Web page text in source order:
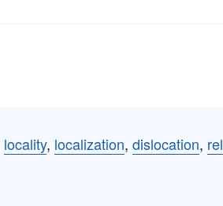
locality, localization, dislocation,